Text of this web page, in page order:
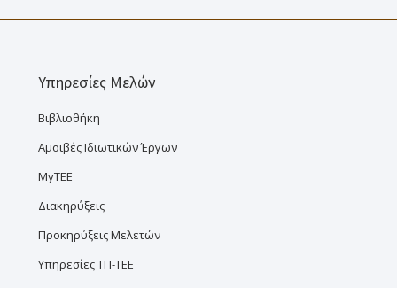
Υπηρεσίες Μελών
Βιβλιοθήκη
Αμοιβές Ιδιωτικών Έργων
MyTEE
Διακηρύξεις
Προκηρύξεις Μελετών
Υπηρεσίες ΤΠ-ΤΕΕ